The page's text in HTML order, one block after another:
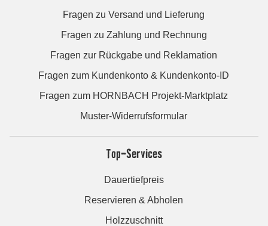
Fragen zu Versand und Lieferung
Fragen zu Zahlung und Rechnung
Fragen zur Rückgabe und Reklamation
Fragen zum Kundenkonto & Kundenkonto-ID
Fragen zum HORNBACH Projekt-Marktplatz
Muster-Widerrufsformular
Top-Services
Dauertiefpreis
Reservieren & Abholen
Holzzuschnitt